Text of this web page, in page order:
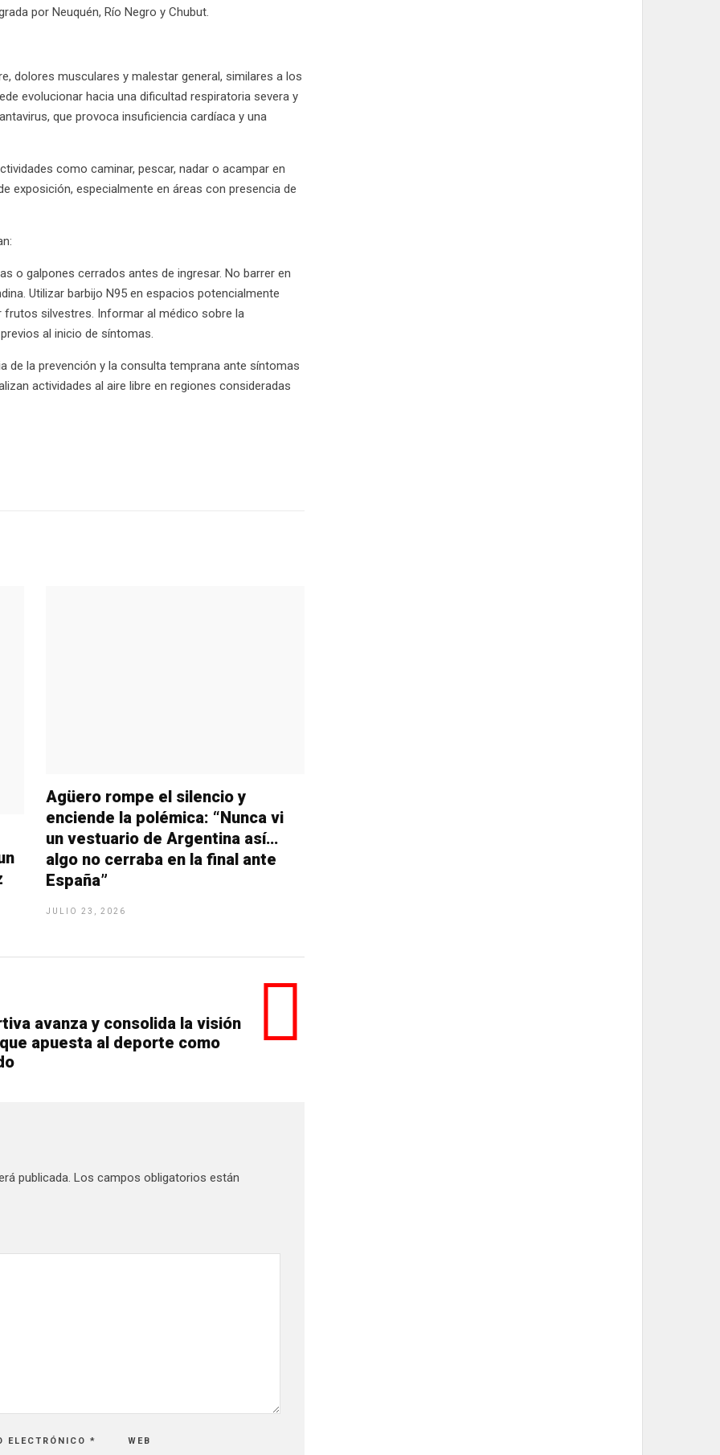
por Neuquén, Río Negro y Chubut.
dolores musculares y malestar general, similares a los
evolucionar hacia una dificultad respiratoria severa y
que provoca insuficiencia cardíaca y una
como caminar, pescar, nadar o acampar en
exposición, especialmente en áreas con presencia de
o galpones cerrados antes de ingresar. No barrer en
Utilizar barbijo N95 en espacios potencialmente
silvestres. Informar al médico sobre la
al inicio de síntomas.
de la prevención y la consulta temprana ante síntomas
actividades al aire libre en regiones consideradas
Agüero rompe el silencio y
enciende la polémica: “Nunca vi
un vestuario de Argentina así…
algo no cerraba en la final ante
España”
JULIO 23, 2026
avanza y consolida la visión
apuesta al deporte como
publicada. Los campos obligatorios están
ELECTRÓNICO* WEB